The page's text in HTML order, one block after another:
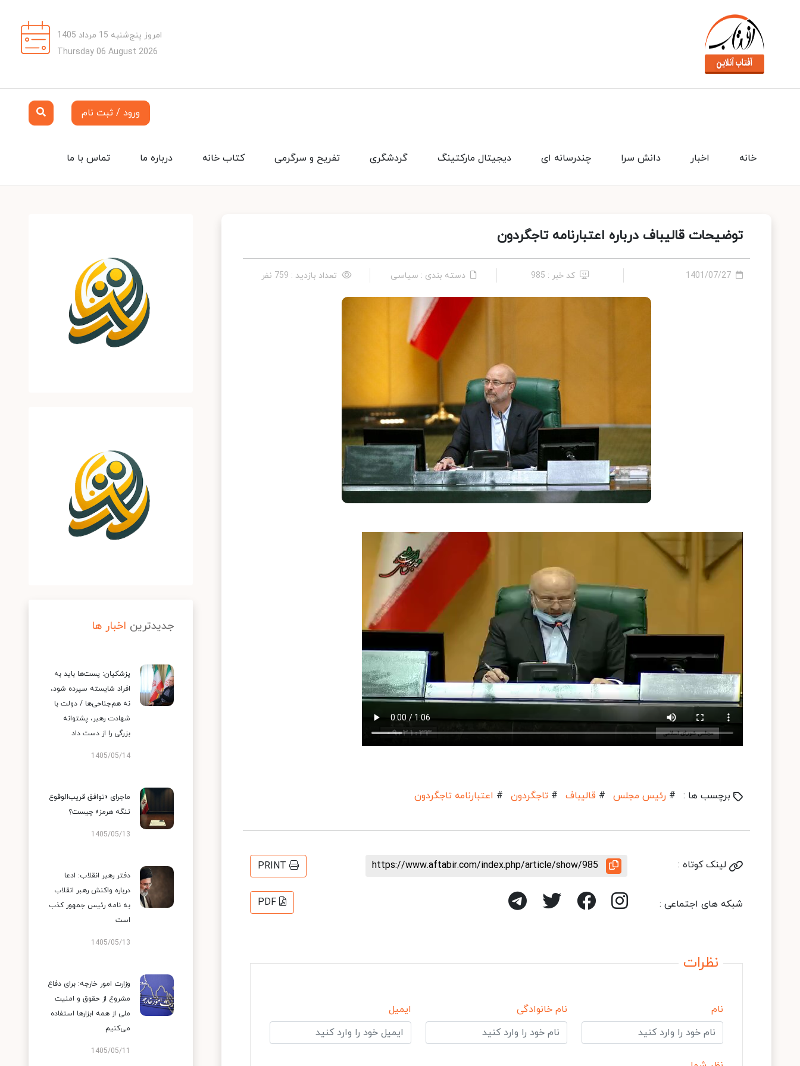
امروز پنج‌شنبه 15 مرداد 1405
Thursday 06 August 2026
ورود / ثبت نام
تماس با ما درباره ما کتاب خانه تفریح و سرگرمی گردشگری دیجیتال مارکتینگ چندرسانه ای دانش سرا اخبار خانه
توضیحات قالیباف درباره اعتبارنامه تاجگردون
1401/07/27 کد خبر : 985 دسته بندی : سیاسی تعداد بازدید : 759 نفر
برچسب ها : # رئیس مجلس # قالیباف # تاجگردون # اعتبارنامه تاجگردون
لینک کوتاه : https://www.aftabir.com/index.php/article/show/985
PRINT
شبکه های اجتماعی : PDF
نظرات
نام نام خانوادگی ایمیل
جدیدترین اخبار ها
پزشکیان: پست‌ها باید به
افراد شایسته سپرده شود،
نه هم‌جناحی‌ها / دولت با
شهادت رهبر، پشتوانه
بزرگی را از دست داد
1405/05/14
ماجرای «توافق قریب‌الوقوع
تنگه هرمز» چیست؟
1405/05/13
دفتر رهبر انقلاب: ادعا
درباره واکنش رهبر انقلاب
به نامه رئیس جمهور کذب
است
1405/05/13
وزارت امور خارجه: برای دفاع
مشروع از حقوق و امنیت
ملی از همه ابزارها استفاده
می‌کنیم
1405/05/11